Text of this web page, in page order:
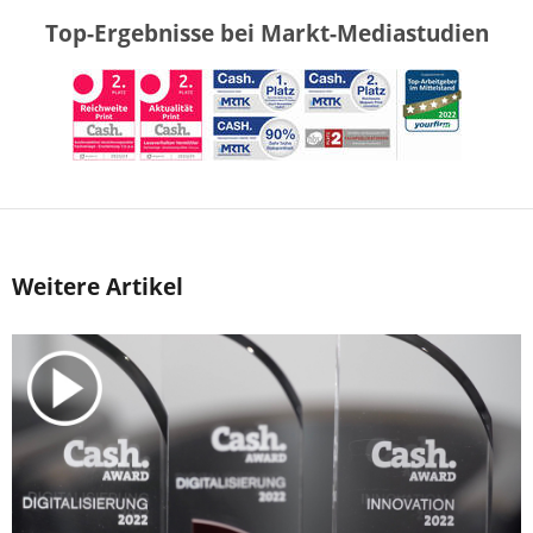
Top-Ergebnisse bei Markt-Mediastudien
Weitere Artikel